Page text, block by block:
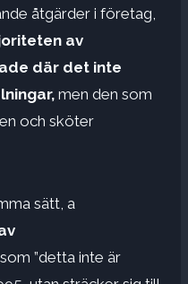
åtgärder i företag,
av
där det inte
men den som
och sköter
sätt, a
”detta inte är